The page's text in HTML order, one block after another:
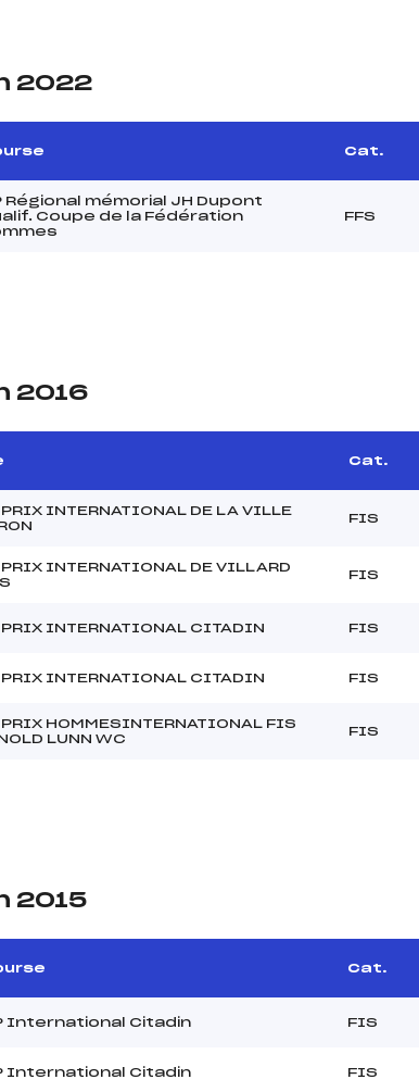
2022
Cat.
Régional mémorial JH Dupont
Coupe de la Fédération
FFS
2016
Cat.
PRIX INTERNATIONAL DE LA VILLE
FIS
PRIX INTERNATIONAL DE VILLARD
FIS
PRIX INTERNATIONAL CITADIN FIS
PRIX INTERNATIONAL CITADIN FIS
PRIX HOMMESINTERNATIONAL FIS
LUNN WC
FIS
2015
Cat.
International Citadin FIS
International Citadin FIS